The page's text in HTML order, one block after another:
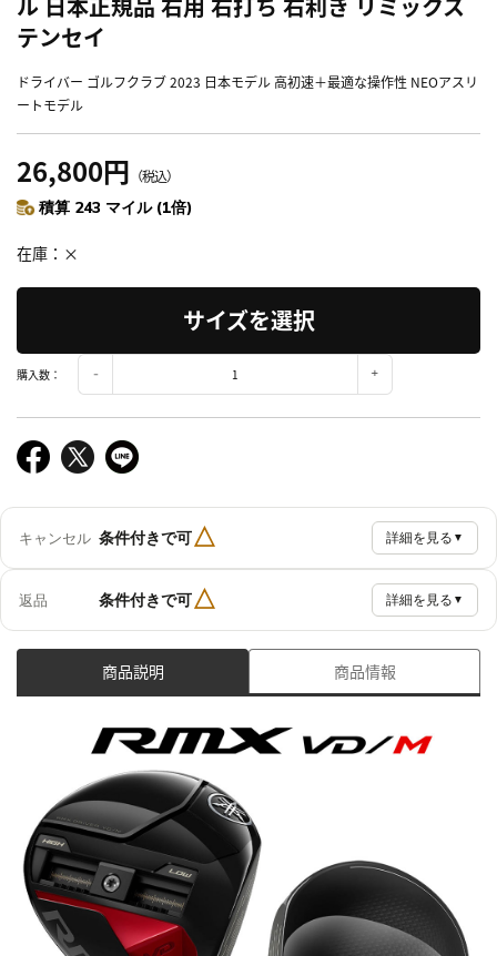
テンセイ
ドライバー ゴルフクラブ 2023 日本モデル 高初速＋最適な操作性 NEOアスリ
ートモデル
26,800円 （税込）
積算 243 マイル (1倍)
在庫 ×
サイズを選択
購入数：
キャンセル 条件付きで可△ 詳細を見る ▼
返品 条件付きで可△ 詳細を見る ▼
商品説明 商品情報